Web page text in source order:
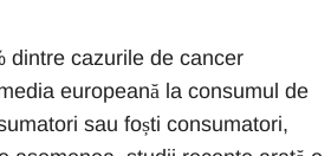
dintre cazurile de cancer
europeană la consumul de
sau foști consumatori,